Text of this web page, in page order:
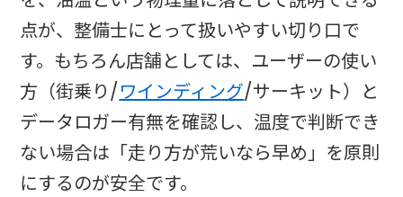
点が、整備士にとって扱いやすい切り口で
す。もちろん店舗としては、ユーザーの使い
方（街乗り/ワインディング/サーキット）と
データロガー有無を確認し、温度で判断でき
ない場合は「走り方が荒いなら早め」を原則
にするのが安全です。